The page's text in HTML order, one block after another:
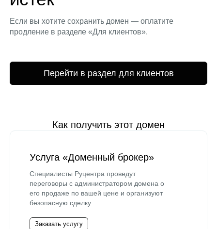
Если вы хотите сохранить домен — оплатите
продление в разделе «Для клиентов».
Перейти в раздел для клиентов
Как получить этот домен
Услуга «Доменный брокер»
Специалисты Руцентра проведут
переговоры с администратором домена о
его продаже по вашей цене и организуют
безопасную сделку.
Заказать услугу